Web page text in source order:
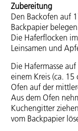
Zubereitung
Den Backofen auf
Backpapier
Die Haferflocken
Leinsamen und
Die Hafermasse
einem Kreis (ca. 15
Ofen auf der
Aus dem Ofen
Kuchengitter
vom Backpapier